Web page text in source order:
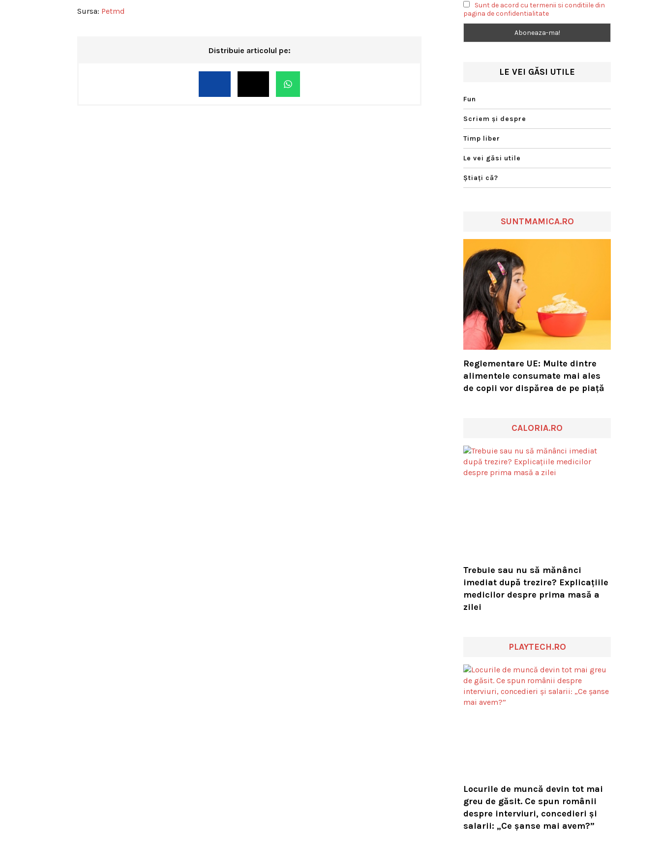
Sursa: Petmd
Distribuie articolul pe:
Sunt de acord cu termenii si conditiile din
pagina de confidentialitate
LE VEI GĂSI UTILE
Fun
Scriem şi despre
Timp liber
Le vei găsi utile
Ştiaţi că?
SUNTMAMICA.RO
Reglementare UE: Multe dintre
alimentele consumate mai ales
de copii vor dispărea de pe piață
CALORIA.RO
Trebuie sau nu să mănânci
imediat după trezire? Explicațiile
medicilor despre prima masă a
zilei
PLAYTECH.RO
Locurile de muncă devin tot mai
greu de găsit. Ce spun românii
despre interviuri, concedieri și
salarii: „Ce șanse mai avem?”